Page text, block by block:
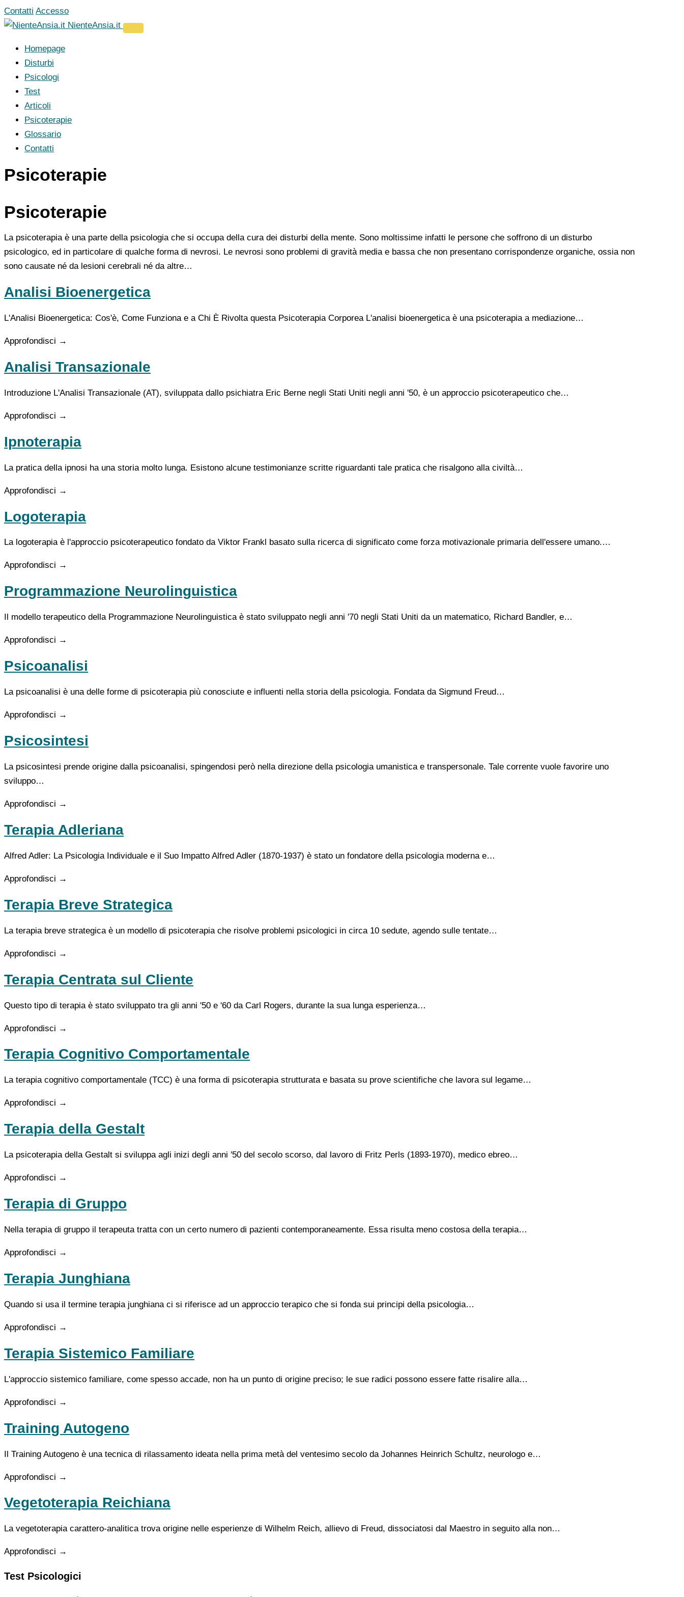
Vai
al
Contatti Accesso
NienteAnsia.it
Homepage
Disturbi
Psicologi
Test
Articoli
Psicoterapie
Glossario
Contatti
Psicoterapie
Psicoterapie
La psicoterapia è una parte della psicologia che si occupa della cura dei disturbi della mente. Sono moltissime infatti le persone che soffrono di un disturbo
psicologico, ed in particolare di qualche forma di nevrosi. Le nevrosi sono problemi di gravità media e bassa che non presentano corrispondenze organiche, ossia non
sono causate né da lesioni cerebrali né da altre…
Analisi Bioenergetica
L'Analisi Bioenergetica: Cos'è, Come Funziona e a Chi È Rivolta questa Psicoterapia Corporea L'analisi bioenergetica è una psicoterapia a mediazione…
Approfondisci →
Analisi Transazionale
Introduzione L'Analisi Transazionale (AT), sviluppata dallo psichiatra Eric Berne negli Stati Uniti negli anni '50, è un approccio psicoterapeutico che…
Approfondisci →
Ipnoterapia
La pratica della ipnosi ha una storia molto lunga. Esistono alcune testimonianze scritte riguardanti tale pratica che risalgono alla civiltà…
Approfondisci →
Logoterapia
La logoterapia è l'approccio psicoterapeutico fondato da Viktor Frankl basato sulla ricerca di significato come forza motivazionale primaria dell'essere umano.…
Approfondisci →
Programmazione Neurolinguistica
Il modello terapeutico della Programmazione Neurolinguistica è stato sviluppato negli anni '70 negli Stati Uniti da un matematico, Richard Bandler, e…
Approfondisci →
Psicoanalisi
La psicoanalisi è una delle forme di psicoterapia più conosciute e influenti nella storia della psicologia. Fondata da Sigmund Freud…
Approfondisci →
Psicosintesi
La psicosintesi prende origine dalla psicoanalisi, spingendosi però nella direzione della psicologia umanistica e transpersonale. Tale corrente vuole favorire uno
sviluppo…
Approfondisci →
Terapia Adleriana
Alfred Adler: La Psicologia Individuale e il Suo Impatto Alfred Adler (1870-1937) è stato un fondatore della psicologia moderna e…
Approfondisci →
Terapia Breve Strategica
La terapia breve strategica è un modello di psicoterapia che risolve problemi psicologici in circa 10 sedute, agendo sulle tentate…
Approfondisci →
Terapia Centrata sul Cliente
Questo tipo di terapia è stato sviluppato tra gli anni '50 e '60 da Carl Rogers, durante la sua lunga esperienza…
Approfondisci →
Terapia Cognitivo Comportamentale
La terapia cognitivo comportamentale (TCC) è una forma di psicoterapia strutturata e basata su prove scientifiche che lavora sul legame…
Approfondisci →
Terapia della Gestalt
La psicoterapia della Gestalt si sviluppa agli inizi degli anni '50 del secolo scorso, dal lavoro di Fritz Perls (1893-1970), medico ebreo…
Approfondisci →
Terapia di Gruppo
Nella terapia di gruppo il terapeuta tratta con un certo numero di pazienti contemporaneamente. Essa risulta meno costosa della terapia…
Approfondisci →
Terapia Junghiana
Quando si usa il termine terapia junghiana ci si riferisce ad un approccio terapico che si fonda sui principi della psicologia…
Approfondisci →
Terapia Sistemico Familiare
L'approccio sistemico familiare, come spesso accade, non ha un punto di origine preciso; le sue radici possono essere fatte risalire alla…
Approfondisci →
Training Autogeno
Il Training Autogeno è una tecnica di rilassamento ideata nella prima metà del ventesimo secolo da Johannes Heinrich Schultz, neurologo e…
Approfondisci →
Vegetoterapia Reichiana
La vegetoterapia carattero-analitica trova origine nelle esperienze di Wilhelm Reich, allievo di Freud, dissociatosi dal Maestro in seguito alla non…
Approfondisci →
Test Psicologici